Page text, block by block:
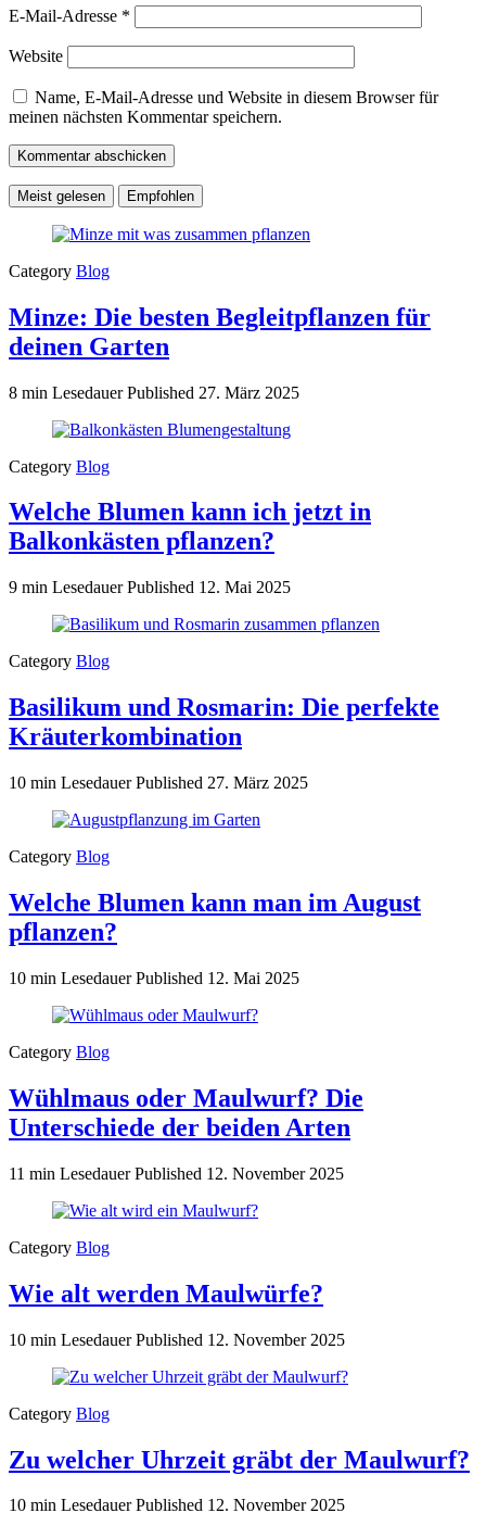
E-Mail-Adresse *
Website
Name, E-Mail-Adresse und Website in diesem Browser für
meinen nächsten Kommentar speichern.
Meist gelesen Empfohlen
Category Blog
Minze: Die besten Begleitpflanzen für
deinen Garten
8 min LesedauerPublished 27. März 2025
Category Blog
Welche Blumen kann ich jetzt in
Balkonkästen pflanzen?
9 min LesedauerPublished 12. Mai 2025
Category Blog
Basilikum und Rosmarin: Die perfekte
Kräuterkombination
10 min LesedauerPublished 27. März 2025
Category Blog
Welche Blumen kann man im August
pflanzen?
10 min LesedauerPublished 12. Mai 2025
Category Blog
Wühlmaus oder Maulwurf? Die
Unterschiede der beiden Arten
11 min LesedauerPublished 12. November 2025
Category Blog
Wie alt werden Maulwürfe?
10 min LesedauerPublished 12. November 2025
Category Blog
Zu welcher Uhrzeit gräbt der Maulwurf?
10 min LesedauerPublished 12. November 2025